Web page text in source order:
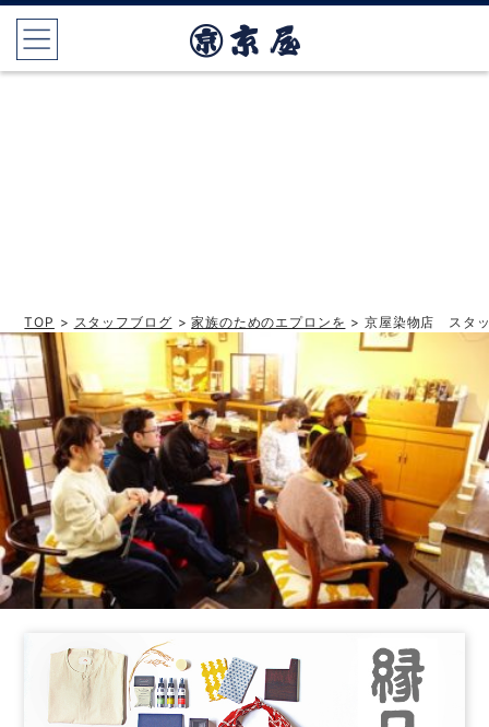
TOP > スタッフブログ >家族のためのエプロンを > 京屋染物店 スタ